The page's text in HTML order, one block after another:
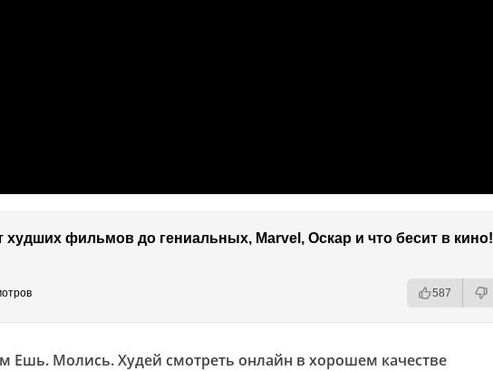
худших фильмов до гениальных, Marvel, Оскар и что бесит в кино!
587
Ешь. Молись. Худей смотреть онлайн в хорошем качестве